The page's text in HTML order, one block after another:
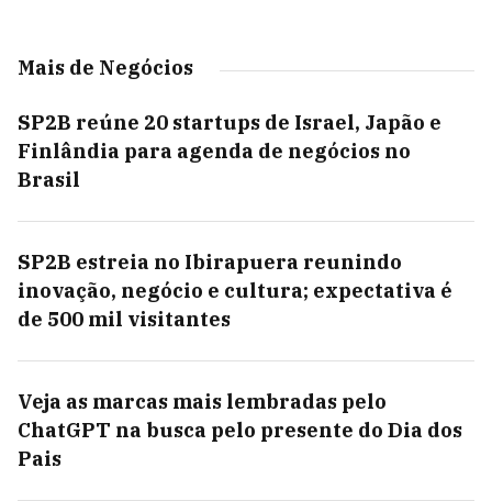
Mais de Negócios
SP2B reúne 20 startups de Israel, Japão e
Finlândia para agenda de negócios no
Brasil
SP2B estreia no Ibirapuera reunindo
inovação, negócio e cultura; expectativa é
de 500 mil visitantes
Veja as marcas mais lembradas pelo
ChatGPT na busca pelo presente do Dia dos
Pais